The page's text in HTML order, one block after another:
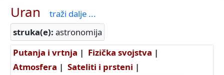
Uran
traži dalje ...
struka(e): astronomija
Putanja i vrtnja | Fizička svojstva |
Atmosfera | Sateliti i prsteni |